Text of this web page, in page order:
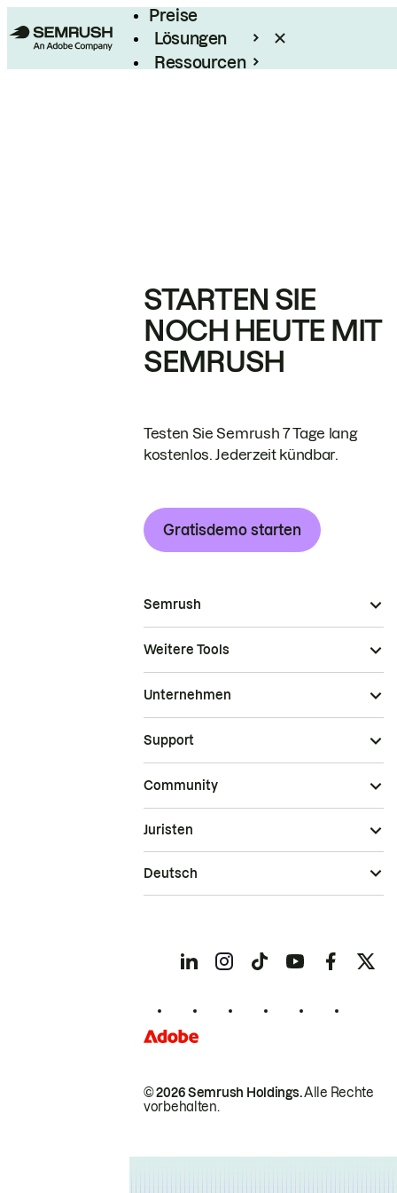
Preise
Lösungen
Ressourcen
STARTEN SIE
NOCH HEUTE MIT
SEMRUSH
Testen Sie Semrush 7 Tage lang
kostenlos. Jederzeit kündbar.
Gratisdemo starten
Semrush
Weitere Tools
Unternehmen
Support
Community
© 2026 Semrush Holdings.Alle Rechte
vorbehalten.
Juristen
Deutsch